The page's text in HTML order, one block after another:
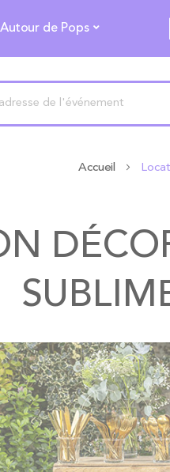
Autour de Pops
Accueil